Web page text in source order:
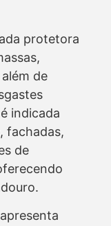
protetora
de
indicada
fachadas,
de